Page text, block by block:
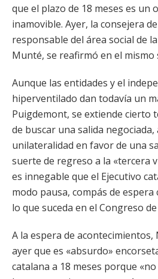
que el plazo de 18 meses es un
inamovible. Ayer, la consejera
responsable del área social de
Munté, se reafirmó en el mismo
Aunque las entidades y el
hiperventilado dan todavía un
Puigdemont, se extiende cierto
de buscar una salida negociada,
unilateralidad en favor de una
suerte de regreso a la «tercera
es innegable que el Ejecutivo
modo pausa, compás de
lo que suceda en el Congreso
A la espera de
ayer que es «absurdo»
catalana a 18 meses porque